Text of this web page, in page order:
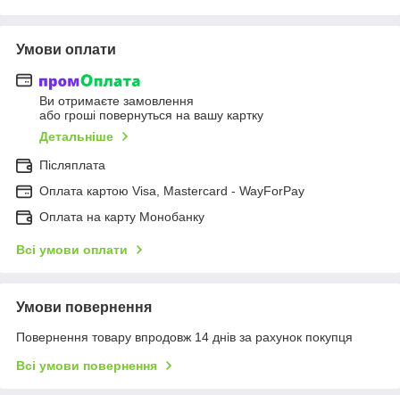
Умови оплати
Ви отримаєте замовлення
або гроші повернуться на вашу картку
Детальніше
Післяплата
Оплата картою Visa, Mastercard - WayForPay
Оплата на карту Монобанку
Всі умови оплати
Умови повернення
Повернення товару впродовж 14 днів за рахунок покупця
Всі умови повернення